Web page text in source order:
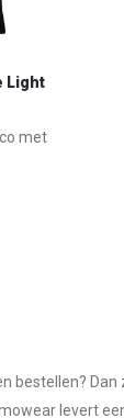
Light
met
bestellen?
levert